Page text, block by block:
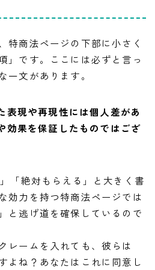
特商法ページの下部に小さく
」です。ここには必ずと言っ
一文があります。
表現や再現性には個人差があ
効果を保証したものではござ
「絶対もらえる」と大きく書
効力を持つ特商法ページでは
と逃げ道を確保しているので
レームを入れても、彼らは
よね？あなたはこれに同意し